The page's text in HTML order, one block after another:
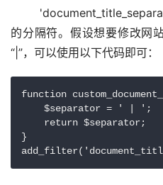
的分隔符。假设想要修改网
function
    $separator = ' | ';
    return $separator;
}